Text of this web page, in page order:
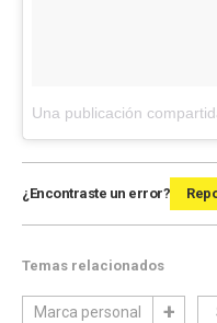
¿Encontraste un error?
Temas relacionados
Marca personal